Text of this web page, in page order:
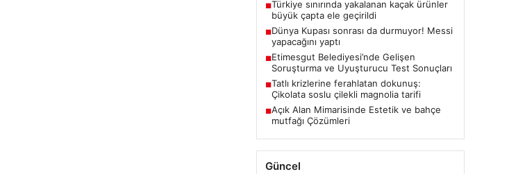
■Türkiye sınırında yakalanan kaçak ürünler
büyük çapta ele geçirildi
■Dünya Kupası sonrası da durmuyor! Messi
yapacağını yaptı
■Etimesgut Belediyesi’nde Gelişen
Soruşturma ve Uyuşturucu Test Sonuçları
■Tatlı krizlerine ferahlatan dokunuş:
Çikolata soslu çilekli magnolia tarifi
■Açık Alan Mimarisinde Estetik ve bahçe
mutfağı Çözümleri
Güncel